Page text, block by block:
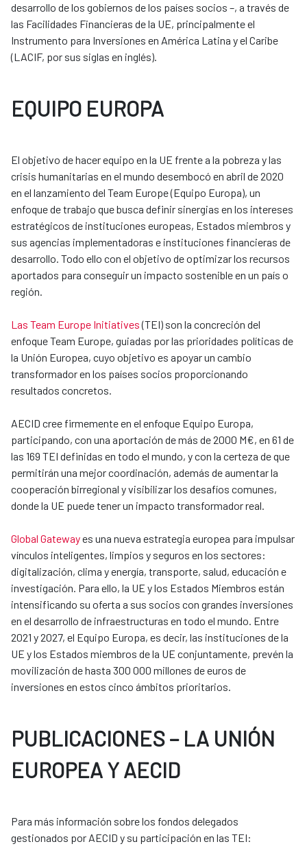
desarrollo de los gobiernos de los países socios –, a través de
las Facilidades Financieras de la UE, principalmente el
Instrumento para Inversiones en América Latina y el Caribe
(LACIF, por sus siglas en inglés).
EQUIPO EUROPA
El objetivo de hacer equipo en la UE frente a la pobreza y las
crisis humanitarias en el mundo desembocó en abril de 2020
en el lanzamiento del Team Europe (Equipo Europa), un
enfoque de trabajo que busca definir sinergias en los intereses
estratégicos de instituciones europeas, Estados miembros y
sus agencias implementadoras e instituciones financieras de
desarrollo. Todo ello con el objetivo de optimizar los recursos
aportados para conseguir un impacto sostenible en un país o
región.
Las Team Europe Initiatives(TEI) son la concreción del
enfoque Team Europe, guiadas por las prioridades políticas de
la Unión Europea, cuyo objetivo es apoyar un cambio
transformador en los países socios proporcionando
resultados concretos.
AECID cree firmemente en el enfoque Equipo Europa,
participando, con una aportación de más de 2000 M€, en 61 de
las 169 TEI definidas en todo el mundo, y con la certeza de que
permitirán una mejor coordinación, además de aumentar la
cooperación birregional y visibilizar los desafíos comunes,
donde la UE puede tener un impacto transformador real.
Global Gatewayes una nueva estrategia europea para impulsar
vínculos inteligentes, limpios y seguros en los sectores:
digitalización, clima y energía, transporte, salud, educación e
investigación. Para ello, la UE y los Estados Miembros están
intensificando su oferta a sus socios con grandes inversiones
en el desarrollo de infraestructuras en todo el mundo. Entre
2021 y 2027, el Equipo Europa, es decir, las instituciones de la
UE y los Estados miembros de la UE conjuntamente, prevén la
movilización de hasta 300 000 millones de euros de
inversiones en estos cinco ámbitos prioritarios.
PUBLICACIONES – LA UNIÓN
EUROPEA Y AECID
Para más información sobre los fondos delegados
gestionados por AECID y su participación en las TEI: